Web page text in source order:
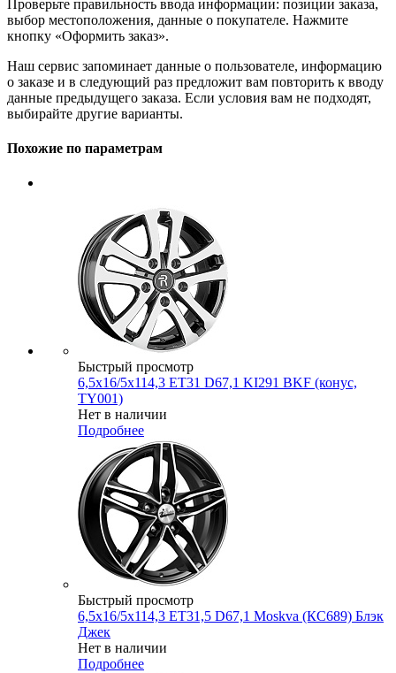
Проверьте правильность ввода информации: позиции заказа,
выбор местоположения, данные о покупателе. Нажмите
кнопку «Оформить заказ».
Наш сервис запоминает данные о пользователе, информацию
о заказе и в следующий раз предложит вам повторить к вводу
данные предыдущего заказа. Если условия вам не подходят,
выбирайте другие варианты.
Похожие по параметрам
Быстрый просмотр
6,5x16/5x114,3 ET31 D67,1 KI291 BKF (конус,
TY001)
Нет в наличии
Подробнее
Быстрый просмотр
6,5x16/5x114,3 ET31,5 D67,1 Moskva (КС689) Блэк
Джек
Нет в наличии
Подробнее